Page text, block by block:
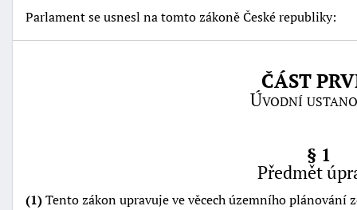
Parlament se usnesl na tomto zákoně České republiky:
ČÁST
Úvodní
§ 1
Předmět
(1)Tento zákon upravuje ve věcech územního